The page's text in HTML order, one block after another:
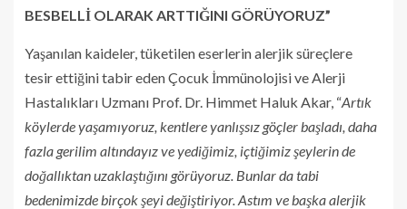
BESBELLİ OLARAK ARTTIĞINI GÖRÜYORUZ”
Yaşanılan kaideler, tüketilen eserlerin alerjik süreçlere
tesir ettiğini tabir eden Çocuk İmmünolojisi ve Alerji
Hastalıkları Uzmanı Prof. Dr. Himmet Haluk Akar, “Artık
köylerde yaşamıyoruz, kentlere yanlışsız göçler başladı, daha
fazla gerilim altındayız ve yediğimiz, içtiğimiz şeylerin de
doğallıktan uzaklaştığını görüyoruz. Bunlar da tabi
bedenimizde birçok şeyi değiştiriyor. Astım ve başka alerjik